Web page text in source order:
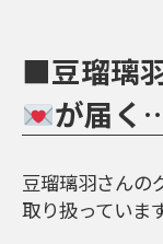
■豆瑠璃
が届く
豆瑠璃羽さんの
取り扱っています